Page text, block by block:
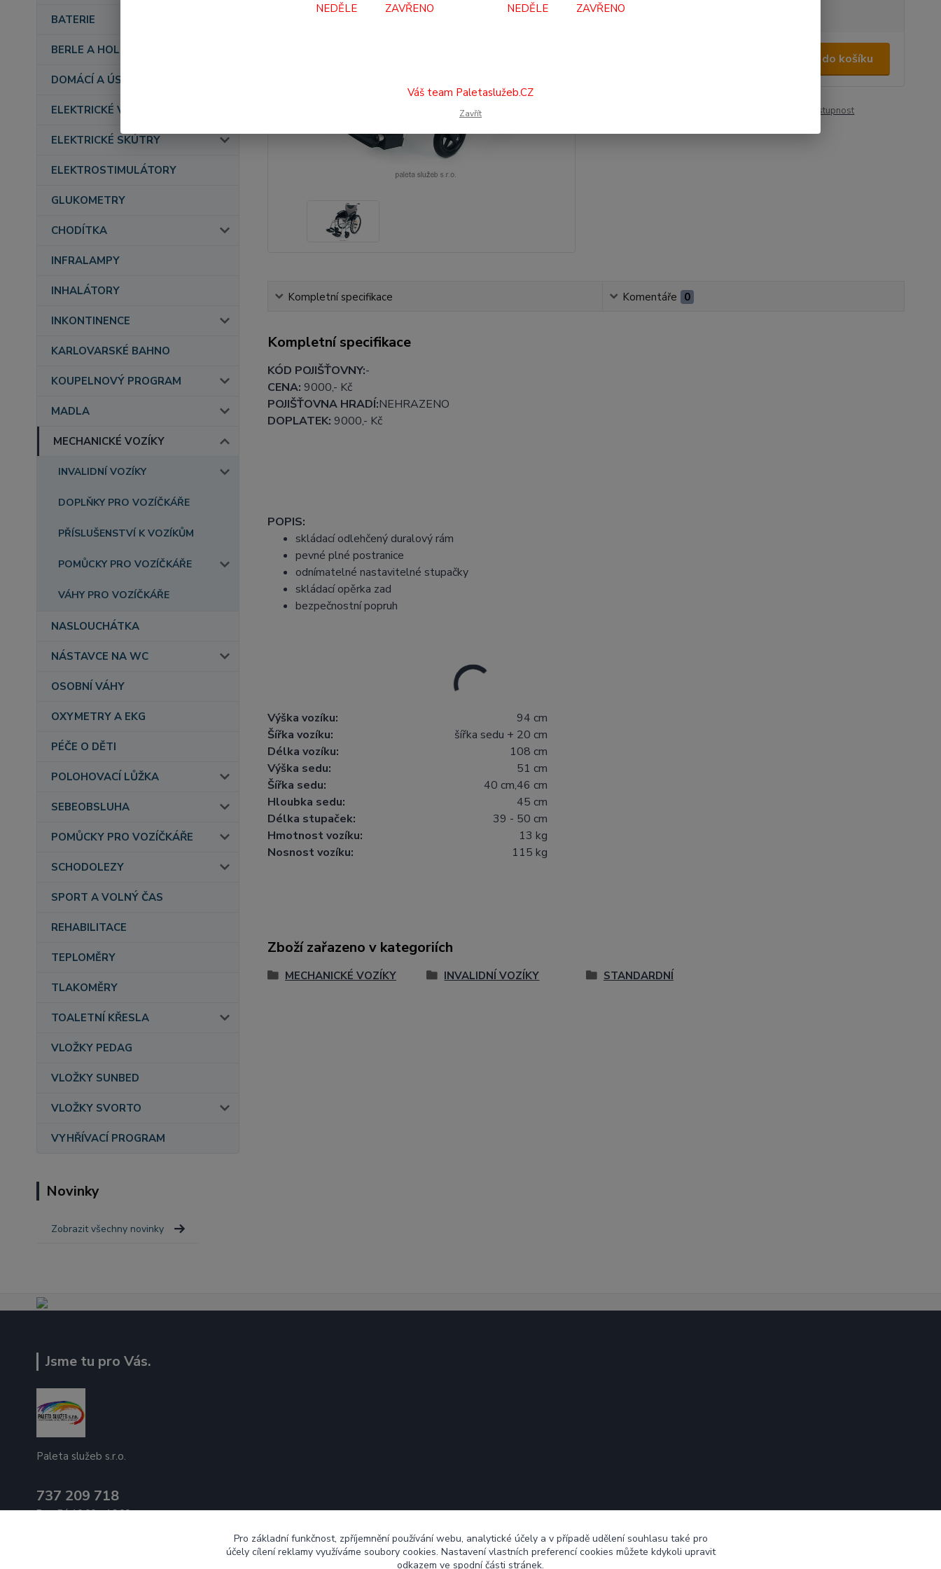
BATERIE
BERLE A HOLE
DOMÁCÍ A ÚSTAVNÍ PÉČE
ELEKTRICKÉ VOZÍKY
ELEKTRICKÉ SKÚTRY
ELEKTROSTIMULÁTORY
GLUKOMETRY
CHODÍTKA
INFRALAMPY
INHALÁTORY
INKONTINENCE
KARLOVARSKÉ BAHNO
KOUPELNOVÝ PROGRAM
MADLA
MECHANICKÉ VOZÍKY
INVALIDNÍ VOZÍKY
DOPLŇKY PRO VOZÍČKÁŘE
PŘÍSLUŠENSTVÍ K VOZÍKŮM
POMŮCKY PRO VOZÍČKÁŘE
VÁHY PRO VOZÍČKÁŘE
NASLOUCHÁTKA
NÁSTAVCE NA WC
OSOBNÍ VÁHY
OXYMETRY A EKG
PÉČE O DĚTI
POLOHOVACÍ LŮŽKA
SEBEOBSLUHA
POMŮCKY PRO VOZÍČKÁŘE
SCHODOLEZY
SPORT A VOLNÝ ČAS
REHABILITACE
TEPLOMĚRY
TLAKOMĚRY
TOALETNÍ KŘESLA
VLOŽKY PEDAG
VLOŽKY SUNBED
VLOŽKY SVORTO
VYHŘÍVACÍ PROGRAM
Novinky
Zobrazit všechny novinky
Dostupnost
Přidat do košíku
Hlídat cenu / dostupnost
Kompletní specifikace Komentáře 0
Kompletní specifikace
KÓD POJIŠŤOVNY:-
CENA: 9000,- Kč
POJIŠŤOVNA HRADÍ:NEHRAZENO
DOPLATEK: 9000,- Kč
POPIS:
skládací odlehčený duralový rám
pevné plné postranice
odnímatelné nastavitelné stupačky
skládací opěrka zad
bezpečnostní popruh
Výška vozíku:
94 cm
Šířka vozíku:
šířka sedu + 20 cm
Délka vozíku:
108 cm
Výška sedu:
51 cm
Šířka sedu:
40 cm,46 cm
Hloubka sedu:
45 cm
Délka stupaček:
39 - 50 cm
Hmotnost vozíku:
13 kg
Nosnost vozíku:
115 kg
Zboží zařazeno v kategoriích
MECHANICKÉ VOZÍKY INVALIDNÍ VOZÍKY STANDARDNÍ
Jsme tu pro Vás.
Paleta služeb s.r.o.
737 209 718
Po - Pá 10:00 - 16:00
NEDĚLE ZAVŘENO NEDĚLE ZAVŘENO
Váš team Paletaslužeb.CZ
Zavřít
Pro základní funkčnost, zpříjemnění používání webu, analytické účely a v případě udělení souhlasu také pro
účely cílení reklamy využíváme soubory cookies. Nastavení vlastních preferencí cookies můžete kdykoli upravit
odkazem ve spodní části stránek.